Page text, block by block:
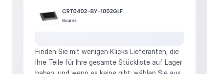
Finden Sie mit wenigen Klicks Lieferanten, die
Ihre Teile für Ihre gesamte Stückliste auf Lager